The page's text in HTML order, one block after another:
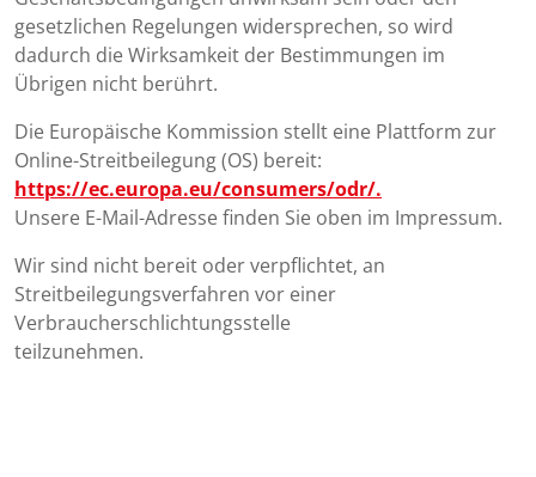
gesetzlichen Regelungen widersprechen, so wird
dadurch die Wirksamkeit der Bestimmungen im
Übrigen nicht berührt.
Die Europäische Kommission stellt eine Plattform zur
Online-Streitbeilegung (OS) bereit:
https://ec.europa.eu/consumers/odr/.
Unsere E-Mail-Adresse finden Sie oben im Impressum.
Wir sind nicht bereit oder verpflichtet, an
Streitbeilegungsverfahren vor einer
Verbraucherschlichtungsstelle
teilzunehmen.